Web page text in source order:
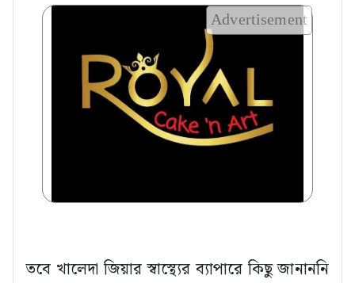
Advertisement
তবে খালেদা জিয়ার স্বাস্থ্যের ব্যাপারে কিছু জানাননি